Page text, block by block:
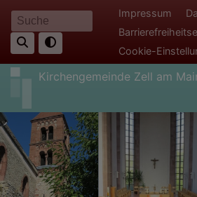
Direkt
zum
Inhalt
Suche
Impressum
Cookie-
Kirchengemeinde Zell am